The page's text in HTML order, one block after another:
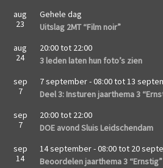
aug
23
Gehele dag
Uitslag 2MT “Film noir”
aug
24
20:00tot 22:00
3 leden laten hun foto’s zien
sep
7
7 september - 08:00tot13
Deel 3: Insturen jaarthema 3
sep
7
20:00tot 22:00
DOE avond Sluis Leidschendam
sep
14
14 september - 08:00tot 20
Beoordelen jaarthema 3 “Ernstig”